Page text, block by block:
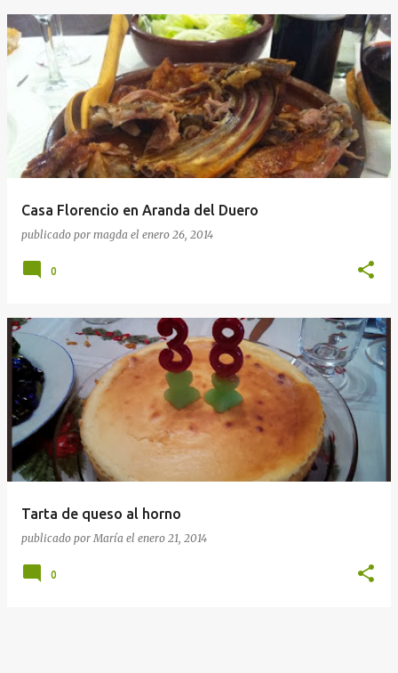
Casa Florencio en Aranda del Duero
publicado por magda el enero 26, 2014
0
Tarta de queso al horno
publicado por María el enero 21, 2014
0